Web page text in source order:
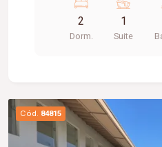
m; Área gourmet; Diferenciais: Piso em
porcelanato Via Rosa
embutido; Tubulação
banheiros e cozinha;
higiênica; Paisagismo
concertina e cerca
2
Dorm.
1
Suite
Cód. 84815